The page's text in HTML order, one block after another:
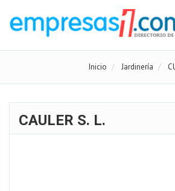
Inicio Jardinería
CAULER S. L.